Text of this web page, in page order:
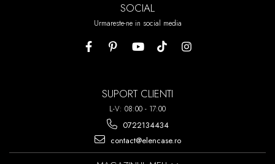
SOCIAL
Urmareste-ne in social media
SUPORT CLIENTI
L-V: 08:00 - 17:00
0722134434
contact@elencase.ro